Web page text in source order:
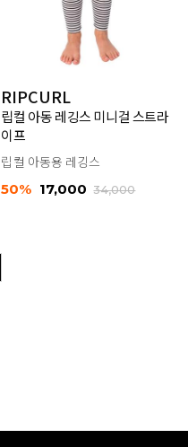
RIPCURL
립컬 아동 레깅스 미니걸 스트라
이프
립컬 아동용 레깅스
50% 17,000 34,000